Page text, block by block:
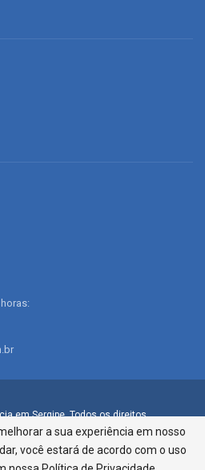
em Sergipe. Todos os direitos
reservados.
Silveira 276, Bairro São José |
Fone: 79.2106.8000 - CI Centro de
a sua experiência em nosso
você estará de acordo com o uso